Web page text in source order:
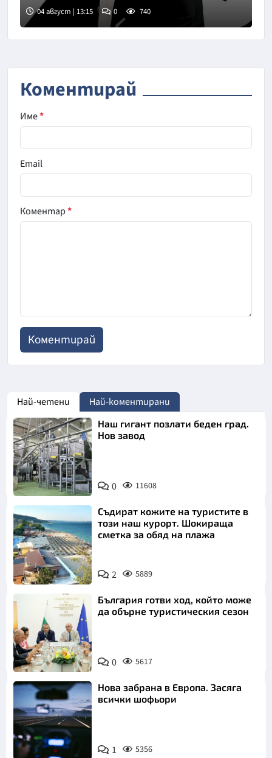
04 август | 13:15 0 740
Коментирай
Име*
Email
Коментар*
Най-четени Най-коментирани
Наш гигант позлати беден град.
Нов завод
0 11608
Съдират кожите на туристите в
този наш курорт. Шокираща
сметка за обяд на плажа
2 5889
България готви ход, който може
да обърне туристическия сезон
0 5617
Нова забрана в Европа. Засяга
всички шофьори
1 5356